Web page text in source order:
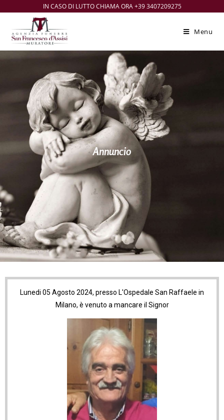
IN CASO DI LUTTO CHIAMA ORA +39 3407209275
Menu
Annuncio
Lunedi 05 Agosto 2024, presso L'Ospedale San Raffaele in
Milano, è venuto a mancare il Signor